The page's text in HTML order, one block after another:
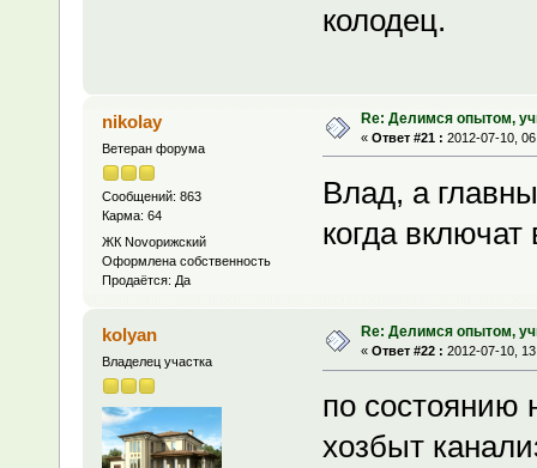
колодец.
nikolay
Ветеран форума
Сообщений: 863
Карма: 64
ЖК Novoрижский
Оформлена собственность
Продаётся: Да
Re: Делимся опытом,
« Ответ #21 : 2012-07-10,
Влад, а
когда
kolyan
Владелец участка
Re: Делимся опытом,
« Ответ #22 : 2012-07-10,
по состоянию
хозбыт